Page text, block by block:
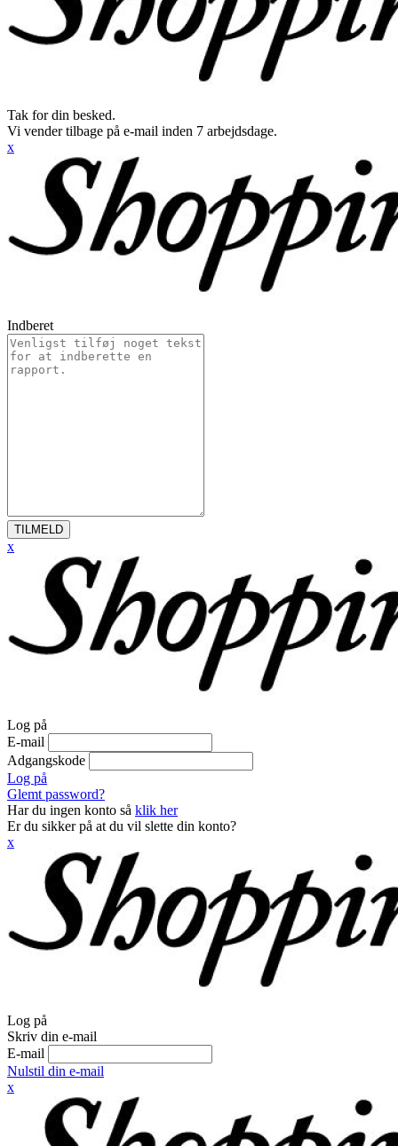
Tak for din besked.
Vi vender tilbage på e-mail inden 7 arbejdsdage.
x
Indberet
TILMELD
x
Log på
E-mail
Adgangskode
Log på
Glemt password?
Har du ingen konto så klik her
Er du sikker på at du vil slette din konto?
x
Log på
Skriv din e-mail
E-mail
Nulstil din e-mail
x